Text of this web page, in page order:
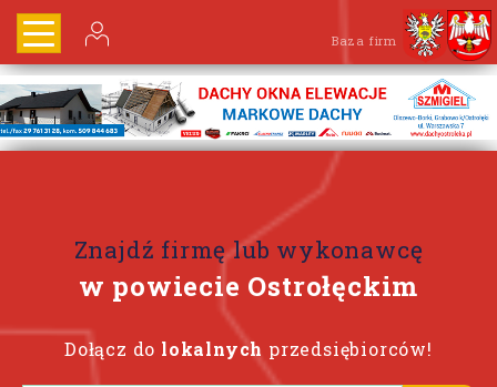
Baza firm
Znajdź firmę lub wykonawcę
w powiecie Ostrołęckim
Dołącz do lokalnych przedsiębiorców!